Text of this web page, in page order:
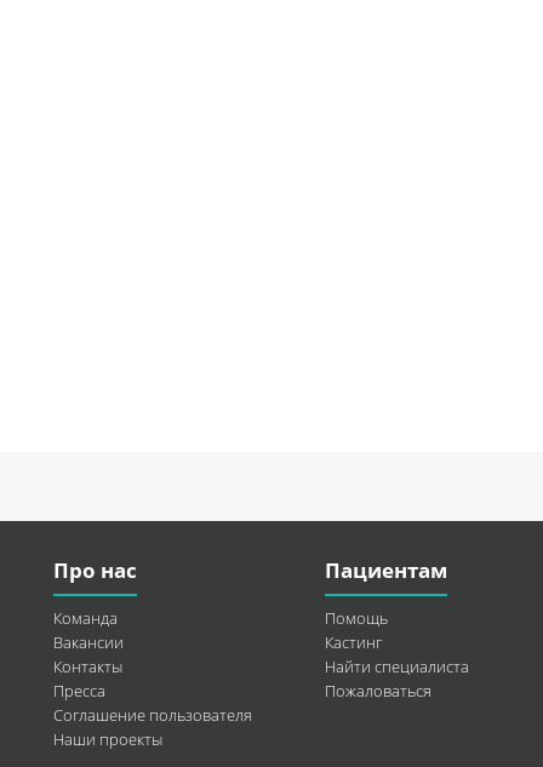
Про нас
Команда
Вакансии
Контакты
Пресса
Соглашение пользователя
Наши проекты
Пациентам
Помощь
Кастинг
Найти специалиста
Пожаловаться